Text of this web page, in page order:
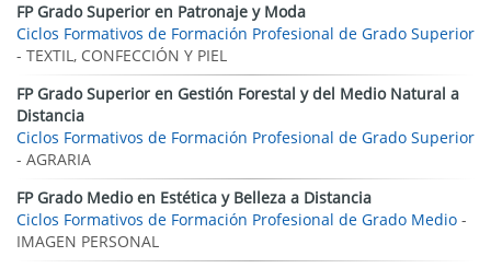
FP Grado Superior en Patronaje y Moda
Ciclos Formativos de Formación Profesional de Grado Superior
- TEXTIL, CONFECCIÓN Y PIEL
FP Grado Superior en Gestión Forestal y del Medio Natural a
Distancia
Ciclos Formativos de Formación Profesional de Grado Superior
- AGRARIA
FP Grado Medio en Estética y Belleza a Distancia
Ciclos Formativos de Formación Profesional de Grado Medio -
IMAGEN PERSONAL